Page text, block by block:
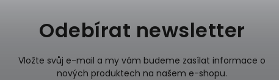
Odebírat newsletter
Vložte svůj e-mail a my vám budeme zasílat informace o
nových produktech na našem e-shopu.